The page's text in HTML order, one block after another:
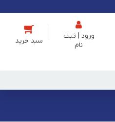
ورود | ثبت
نام